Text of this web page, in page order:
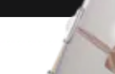
cortical del LCA/LCP